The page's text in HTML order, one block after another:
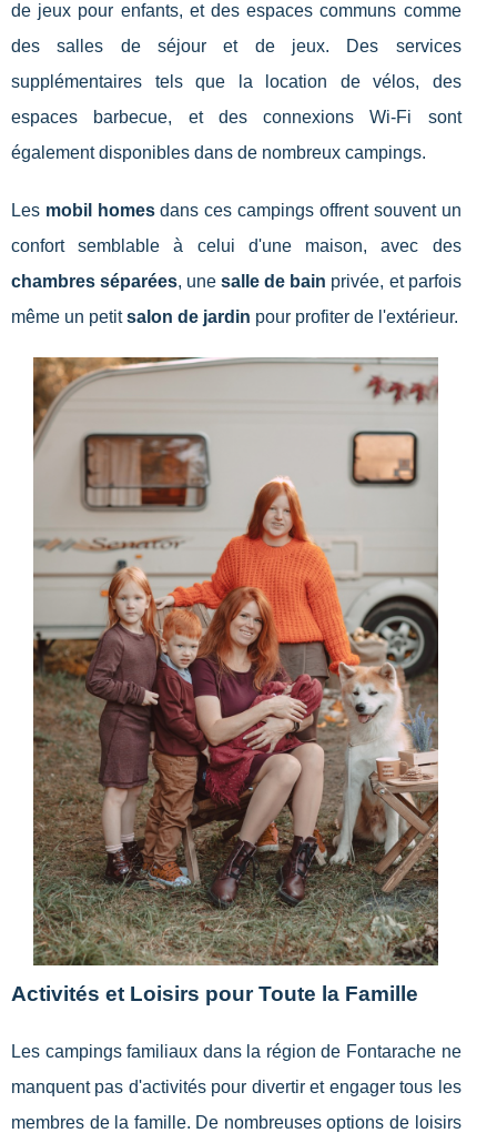
de jeux pour enfants, et des espaces communs comme
des salles de séjour et de jeux. Des services
supplémentaires tels que la location de vélos, des
espaces barbecue, et des connexions Wi-Fi sont
également disponibles dans de nombreux campings.
Les mobil homesdans ces campings offrent souvent un
confort semblable à celui d'une maison, avec des
chambres séparées, unesalle de bain privée, et parfois
même un petitsalon de jardin pour profiter de l'extérieur.
Activités et Loisirs pour Toute la Famille
Les campings familiaux dans la région de Fontarache ne
manquent pas d'activités pour divertir et engager tous les
membres de la famille. De nombreuses options de loisirs